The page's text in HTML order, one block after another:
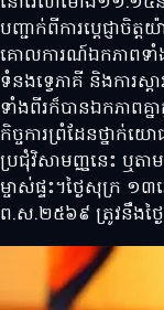
បញ្ជាក់ពីការប្តេជ្ញាចិ
គោលការណ៍ឯកភាពទាំ
ទំនងទ្វេភាគី និងការស្
ទាំងពីរក៏បានឯកភាពគ្ន
កិច្ចការព្រំដែនថ្នាក់
ប្រជុំវិសាមញ្ញនេះ ឬត
ម្ចាស់ផ្ទះ។ថ្ងៃសុក្រ
ព.ស.២៥៦៩ ត្រូវនឹងថ